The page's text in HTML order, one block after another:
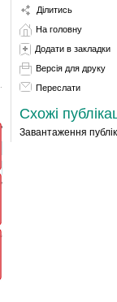
Ділитись
На головну
Додати в закладки
Версія для друку
Переслати
Схожі
Завантаження